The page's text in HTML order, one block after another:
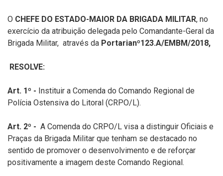
O CHEFE DO ESTADO-MAIOR DA BRIGADA MILITAR, no
exercício da atribuição delegada pelo Comandante-Geral da
Brigada Militar, através da Portarianº123.A/EMBM/2018,
RESOLVE:
Art. 1º - Instituir a Comenda do Comando Regional de
Polícia Ostensiva do Litoral (CRPO/L).
Art. 2º - A Comenda do CRPO/L visa a distinguir Oficiais e
Praças da Brigada Militar que tenham se destacado no
sentido de promover o desenvolvimento e de reforçar
positivamente a imagem deste Comando Regional.